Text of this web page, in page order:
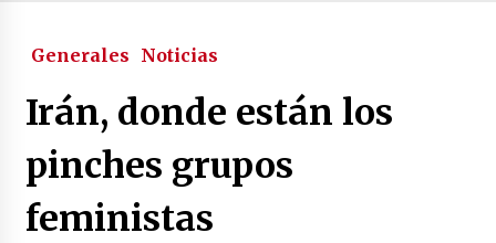
Se eligen los supuestos futuros roedores del
08/03/2026
Corina Machado y su sed de poder
Generales Noticias
Irán, donde están los
pinches grupos
feministas